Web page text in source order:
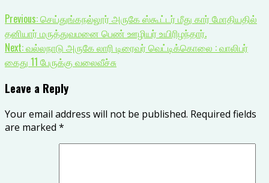
Previous:செய்துங்கநல்லூர் அருகே ஸ்கூட்டர் மீது கார் மோதியதில்
தனியார் மருத்துவமனை பெண் ஊழியர் உயிரிழந்தார்.
Next:வல்லநாடு அருகே லாரி டிரைவர் வெட்டிக்கொலை : வாலிபர்
கைது 11 பேருக்கு வலைவீச்சு
Leave a Reply
Your email address will not be published. Required fields
are marked *